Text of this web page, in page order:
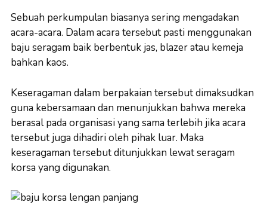
Sebuah perkumpulan biasanya sering mengadakan
acara-acara. Dalam acara tersebut pasti menggunakan
baju seragam baik berbentuk jas, blazer atau kemeja
bahkan kaos.
Keseragaman dalam berpakaian tersebut dimaksudkan
guna kebersamaan dan menunjukkan bahwa mereka
berasal pada organisasi yang sama terlebih jika acara
tersebut juga dihadiri oleh pihak luar. Maka
keseragaman tersebut ditunjukkan lewat seragam
korsa yang digunakan.